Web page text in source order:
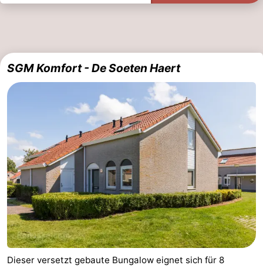
SGM Komfort - De Soeten Haert
Dieser versetzt gebaute Bungalow eignet sich für 8